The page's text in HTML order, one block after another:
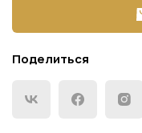
Поделиться